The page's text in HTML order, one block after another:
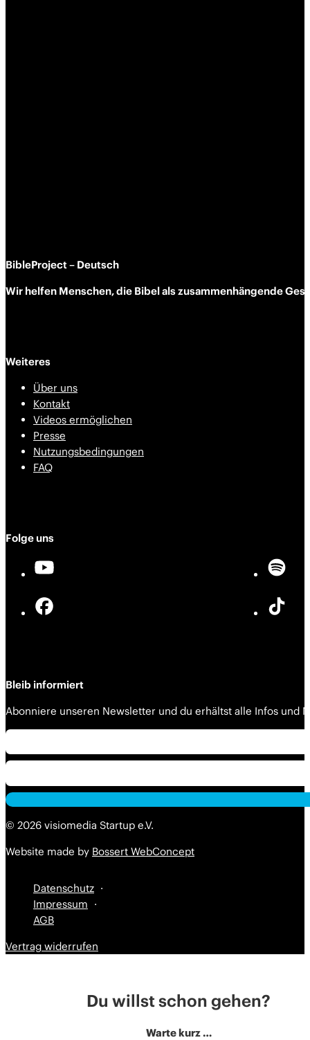
BibleProject – Deutsch
Wir helfen Menschen, die Bibel als zusammen­hängende
Weiteres
Über uns
Kontakt
Videos ermöglichen
Presse
Nutzungsbedingungen
FAQ
Folge uns
Bleib informiert
Abonniere unseren Newsletter und du erhältst alle Infos und
© 2026 visiomedia Startup e.V.
Website made by Bossert WebConcept
Datenschutz
Impressum
AGB
Vertrag widerrufen
Du willst schon gehen?
Warte kurz …